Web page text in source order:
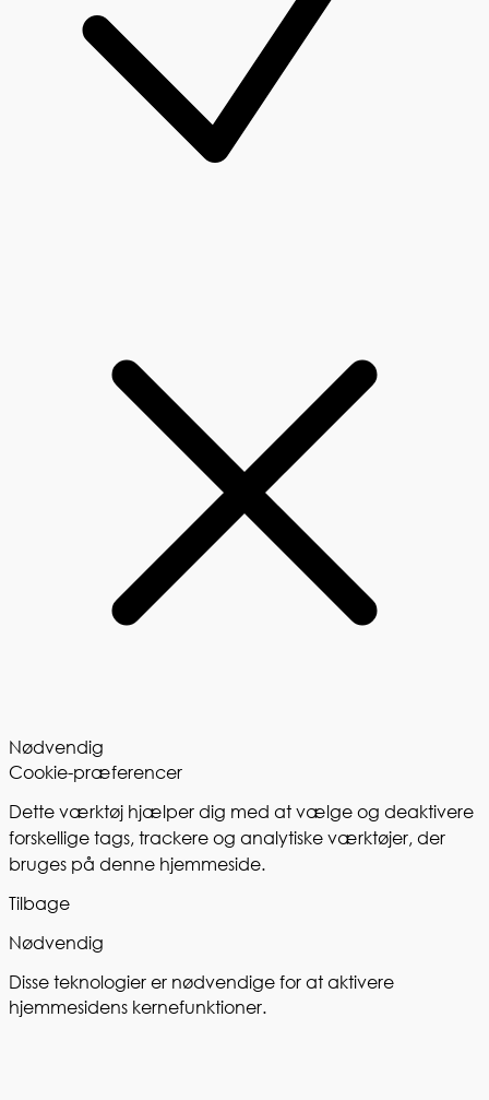
Nødvendig
Cookie-præferencer
Dette værktøj hjælper dig med at vælge og deaktivere
forskellige tags, trackere og analytiske værktøjer, der
bruges på denne hjemmeside.
Tilbage
Nødvendig
Disse teknologier er nødvendige for at aktivere
hjemmesidens kernefunktioner.